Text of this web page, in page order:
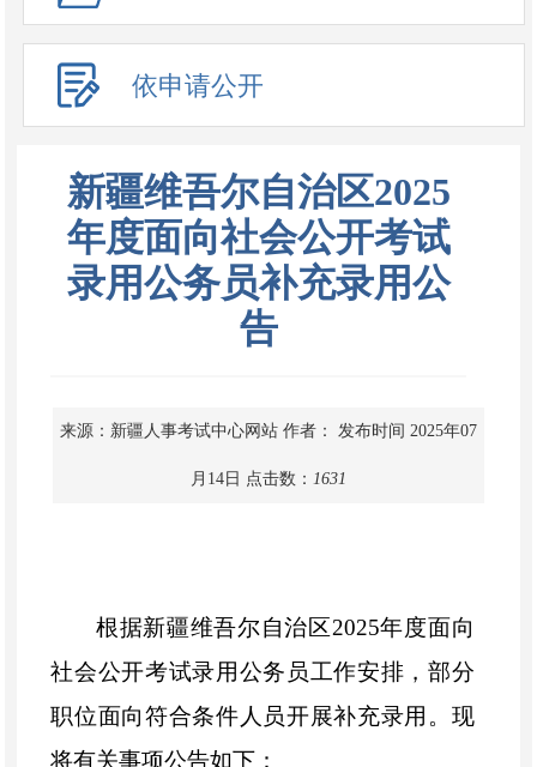
依申请公开
新疆维吾尔自治区2025
年度面向社会公开考试
录用公务员补充录用公
告
来源：新疆人事考试中心网站 作者： 发布时间 2025年07
月14日 点击数： 1631
根据新疆维吾尔自治区2025年度面向
社会公开考试录用公务员工作安排，部分
职位面向符合条件人员开展补充录用。现
将有关事项公告如下：